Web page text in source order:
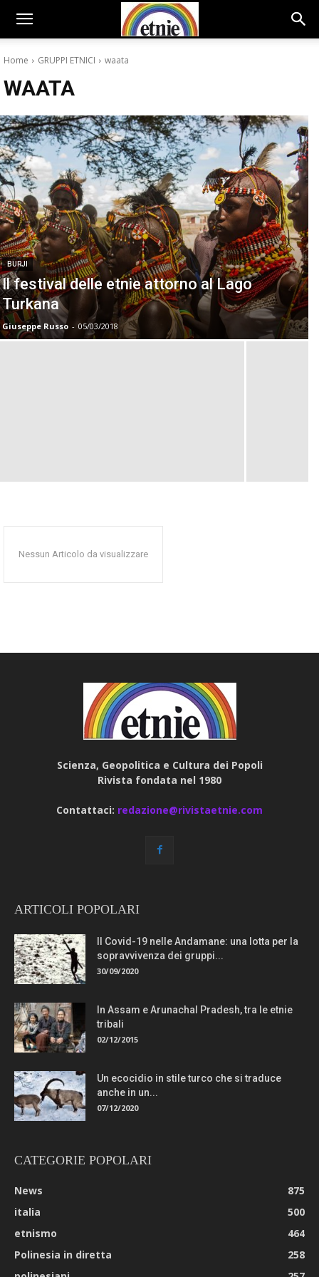
Home GRUPPI ETNICI waata
WAATA
BURJI
Il festival delle etnie attorno al Lago
Turkana
Giuseppe Russo - 05/03/2018
Nessun Articolo da visualizzare
Scienza, Geopolitica e Cultura dei Popoli
Rivista fondata nel 1980
Contattaci: redazione@rivistaetnie.com
ARTICOLI POPOLARI
Il Covid-19 nelle Andamane: una lotta per la
sopravvivenza dei gruppi...
30/09/2020
In Assam e Arunachal Pradesh, tra le etnie
tribali
02/12/2015
Un ecocidio in stile turco che si traduce
anche in un...
07/12/2020
CATEGORIE POPOLARI
News
875
italia
500
etnismo
464
Polinesia in diretta
258